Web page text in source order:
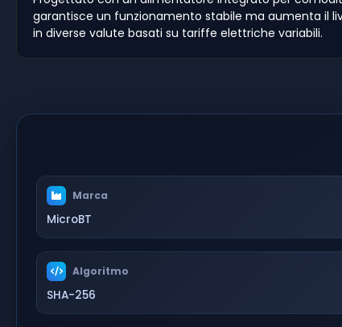
garantisce un funzionamento stabile ma aumenta il
in diverse valute basati su tariffe elettriche variabili.
Marca
MicroBT
Algoritmo
SHA-256